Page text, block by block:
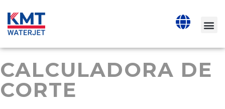
CALCULADORA DE
CORTE